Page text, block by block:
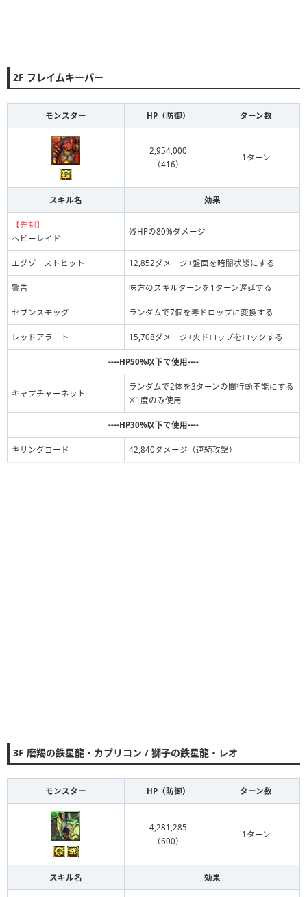
2F フレイムキーパー
モンスター HP（防御） ターン数
2,954,000
（416）
1ターン
スキル名 効果
【先制】
ヘビーレイド
残HPの80%ダメージ
エグゾーストヒット 12,852ダメージ+盤面を暗闇状態にする
警告 味方のスキルターンを1ターン遅延する
セブンスモッグ ランダムで7個を毒ドロップに変換する
レッドアラート 15,708ダメージ+火ドロップをロックする
----HP50%以下で使用----
キャプチャーネット
ランダムで2体を3ターンの間行動不能にする
※1度のみ使用
----HP30%以下で使用----
キリングコード 42,840ダメージ（連続攻撃）
3F 磨羯の鉄星龍・カプリコン / 獅子の鉄星龍・レオ
モンスター HP（防御） ターン数
4,281,285
（600）
1ターン
スキル名 効果